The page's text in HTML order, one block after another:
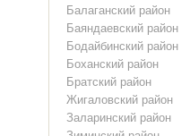
Балаганский район
Баяндаевский район
Бодайбинский район
Боханский район
Братский район
Жигаловский район
Заларинский район